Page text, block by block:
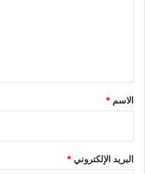
*
الاسم *
البريد الإلكتروني*